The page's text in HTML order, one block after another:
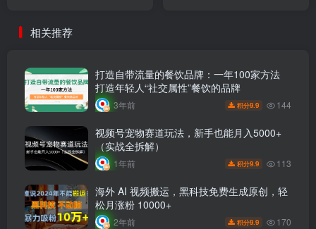
相关推荐
打造自带流量的餐饮品牌：一年100家方法
打造年轻人“社交属性”餐饮的品牌
3年前 积分9.9 144
视频号宠物赛道玩法，新手也能月入5000+
（实战全拆解）
1年前 积分9.9 113
海外 AI 视频搬运，黑科技免费生成原创，轻
松月涨粉 10000+
2年前 积分9.9 170